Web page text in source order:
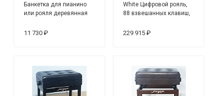
Банкетка для пианино
или рояля деревянная
11 730 ₽
White Цифровой рояль,
88 взвешанных клавиш,
229 915 ₽